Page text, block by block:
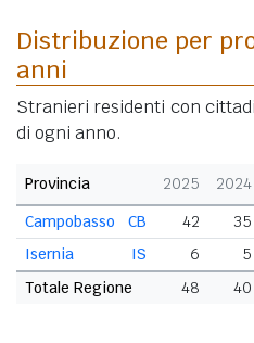
Distribuzione per
anni
Stranieri residenti con
di ogni anno.
Provincia 2025 2024
CB
Campobasso 42 35
IS
Isernia 6 5
Totale Regione
48 40